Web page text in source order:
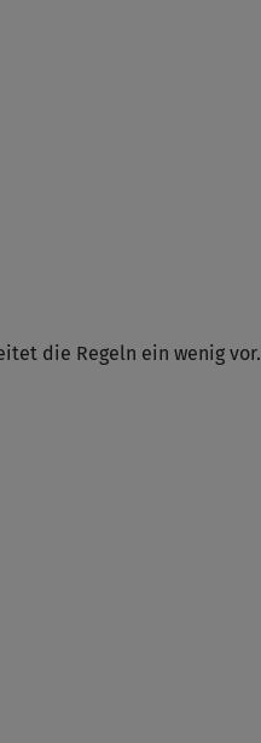
die Regeln ein wenig vor.